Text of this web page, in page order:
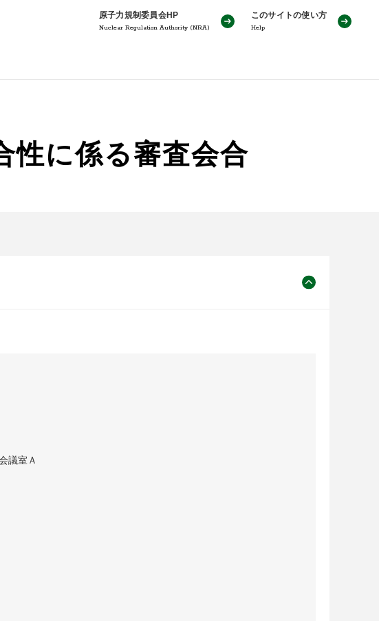
原子力規制委員会HP
Nuclear Regulation Authority (NRA)
このサイトの使い方
Help
性に係る審査会合
議室Ａ